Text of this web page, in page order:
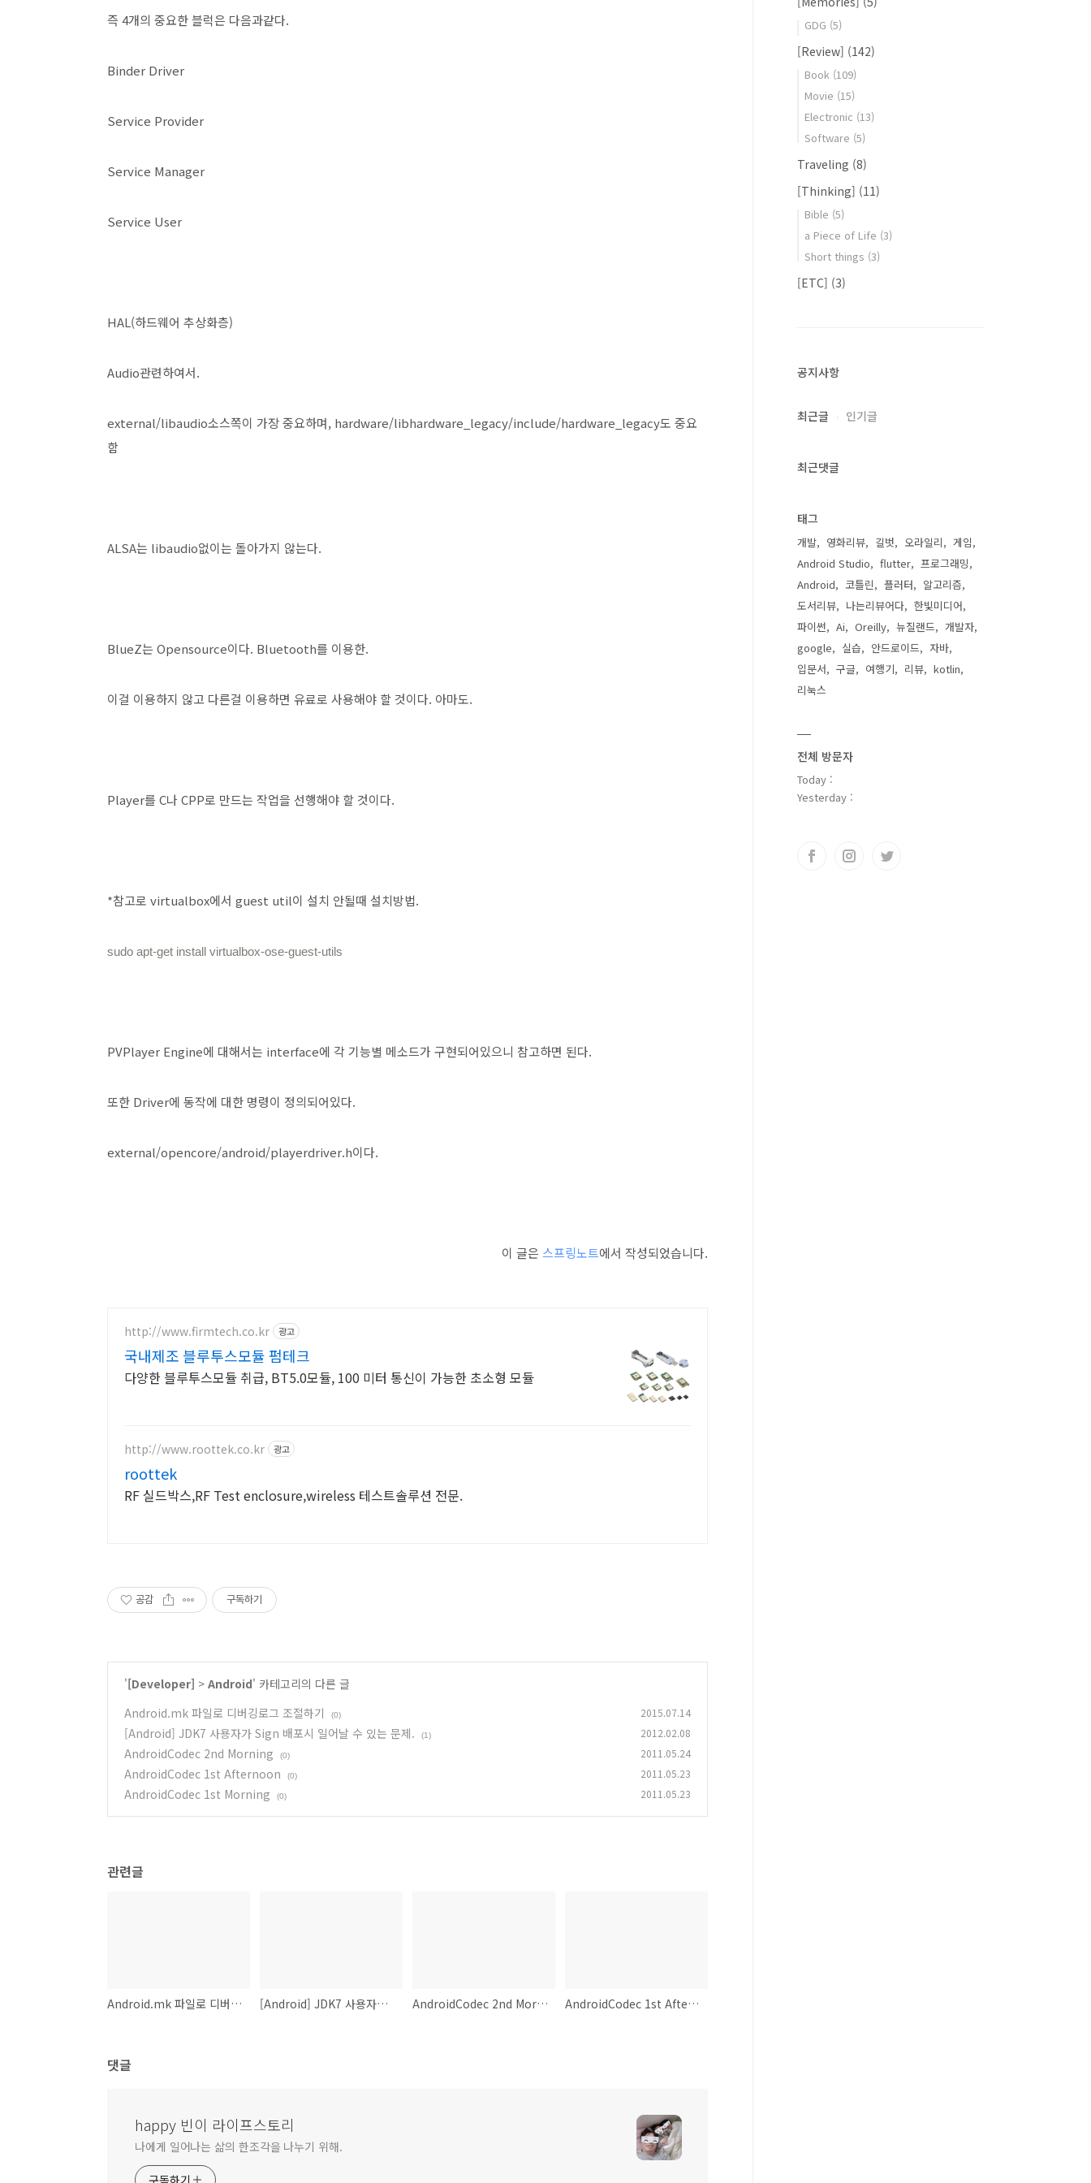
즉 4개의 중요한 블럭은 다음과같다.
Binder Driver
Service Provider
Service Manager
Service User
HAL(하드웨어 추상화층)
Audio관련하여서.
external/libaudio소스쪽이 가장 중요하며, hardware/libhardware_legacy/include/hardware_legacy도 중요
함
ALSA는 libaudio없이는 돌아가지 않는다.
BlueZ는 Opensource이다. Bluetooth를 이용한.
이걸 이용하지 않고 다른걸 이용하면 유료로 사용해야 할 것이다. 아마도.
Player를 C나 CPP로 만드는 작업을 선행해야 할 것이다.
*참고로 virtualbox에서 guest util이 설치 안될때 설치방법.
sudo apt-get install virtualbox-ose-guest-utils
PVPlayer Engine에 대해서는 interface에 각 기능별 메소드가 구현되어있으니 참고하면 된다.
또한 Driver에 동작에 대한 명령이 정의되어있다.
external/opencore/android/playerdriver.h이다.
이 글은 스프링노트에서 작성되었습니다.
http://www.firmtech.co.kr 광고
국내제조 블루투스모듈 펌테크
다양한 블루투스모듈 취급, BT5.0모듈, 100 미터 통신이 가능한 초소형 모듈
http://www.roottek.co.kr 광고
roottek
RF 실드박스,RF Test enclosure,wireless 테스트솔루션 전문.
공감 구독하기
'[Developer] > Android' 카테고리의 다른 글
Android.mk 파일로 디버깅로그 조절하기
(0) 2015.07.14
[Android] JDK7 사용자가 Sign 배포시 일어날 수 있는 문제. (1) 2012.02.08
AndroidCodec 2nd Morning (0) 2011.05.24
AndroidCodec 1st Afternoon (0) 2011.05.23
AndroidCodec 1st Morning (0) 2011.05.23
관련글
Android.mk 파일로 디버깅로그 조절하기 [Android] JDK7 사용자가 Sign 배포시 일어날 수 있는 문제. AndroidCodec 2nd Morning AndroidCodec 1st Afternoon
댓글
happy 빈이 라이프스토리
나에게 일어나는 삶의 한조각을 나누기 위해.
구독하기
GDG (5)
[Review] (142)
Book (109)
Movie (15)
Electronic (13)
Software (5)
Traveling (8)
[Thinking] (11)
Bible (5)
a Piece of Life (3)
Short things (3)
[ETC] (3)
공지사항
최근글 인기글
최근댓글
태그
개발 영화리뷰 길벗 오라일리
게임
Android Studio
flutter
프로그래밍
Android
코틀린 플러터
알고리즘
도서리뷰
나는리뷰어다
한빛미디어
파이썬
Ai Oreilly 뉴질랜드
개발자
google
실습 안드로이드
자바
입문서
구글 여행기 리뷰
kotlin
리눅스
전체 방문자
Today :
Yesterday :